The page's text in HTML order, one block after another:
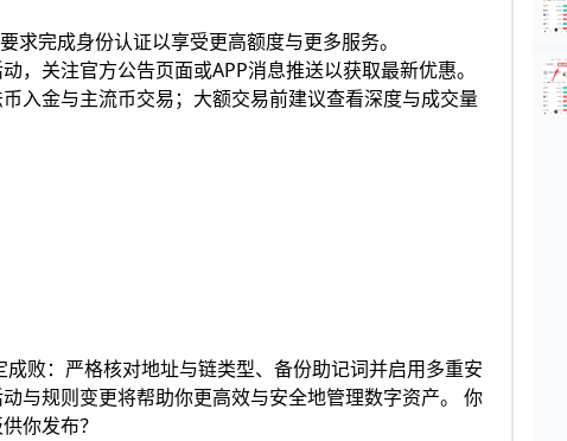
求完成身份认证以享受更高额度与更多服务。
关注官方公告页面或APP消息推送以获取最新优惠。
入金与主流币交易；大额交易前建议查看深度与成交量
败：严格核对地址与链类型、备份助记词并启用多重安
与规则变更将帮助你更高效与安全地管理数字资产。 你
你发布？